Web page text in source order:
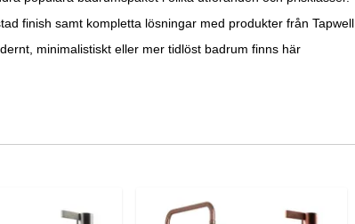
finish samt kompletta lösningar med produkter från Tapwell,
minimalistiskt eller mer tidlöst badrum finns här